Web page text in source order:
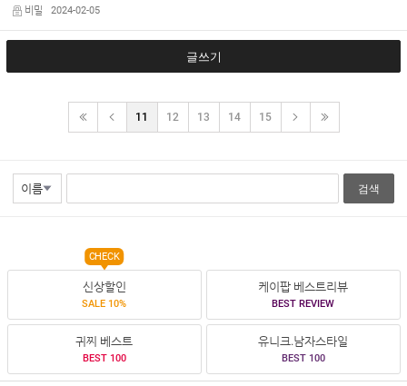
비밀 2024-02-05
글쓰기
11 12 13 14 15
검색
신상할인
SALE 10%
CHECK
케이팝 베스트리뷰
BEST REVIEW
귀찌 베스트
BEST 100
유니크.남자스타일
BEST 100